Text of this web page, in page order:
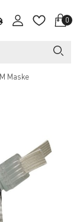
0
Maske